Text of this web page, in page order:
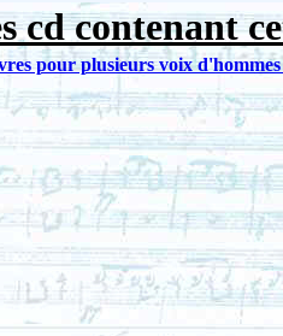
cd contenant
pour plusieurs voix